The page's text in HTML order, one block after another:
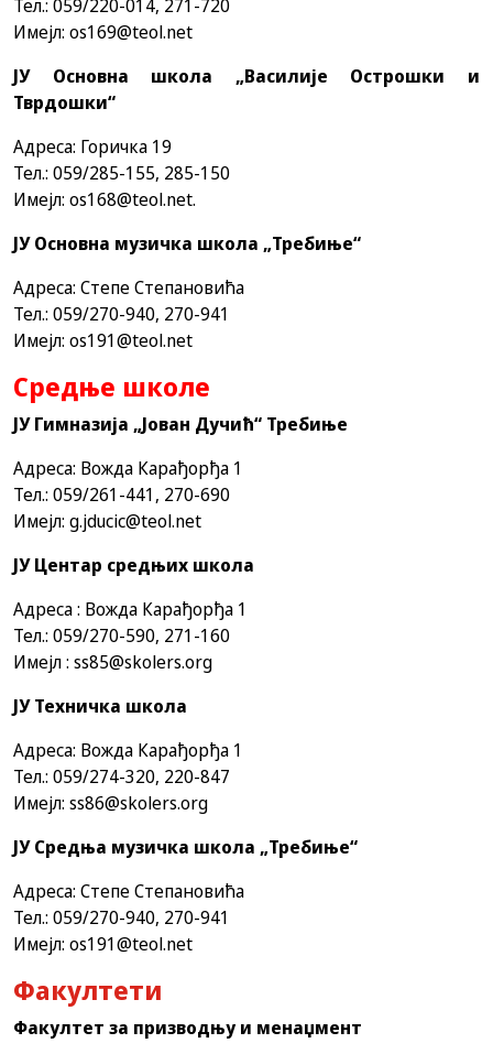
Тел.: 059/220-014, 271-720
Имејл: os169@teol.net
ЈУ Основна школа „Василије Острошки и
Тврдошки“
Адреса: Горичка 19
Тел.: 059/285-155, 285-150
Имејл: os168@teol.net.
ЈУ Основна музичка школа „Требиње“
Адреса: Степе Степановића
Тел.: 059/270-940, 270-941
Имејл: os191@teol.net
Средње школе
ЈУ Гимназија „Јован Дучић“ Требиње
Адреса: Вожда Карађорђа 1
Тел.: 059/261-441, 270-690
Имејл: g.jducic@teol.net
ЈУ Центар средњих школа
Адреса : Вожда Карађорђа 1
Тел.: 059/270-590, 271-160
Имејл : ss85@skolers.org
ЈУ Техничка школа
Адреса: Вожда Карађорђа 1
Тел.: 059/274-320, 220-847
Имејл: ss86@skolers.org
ЈУ Средња музичка школа „Требиње“
Адреса: Степе Степановића
Тел.: 059/270-940, 270-941
Имејл: os191@teol.net
Факултети
Факултет за призводњу и менаџмент